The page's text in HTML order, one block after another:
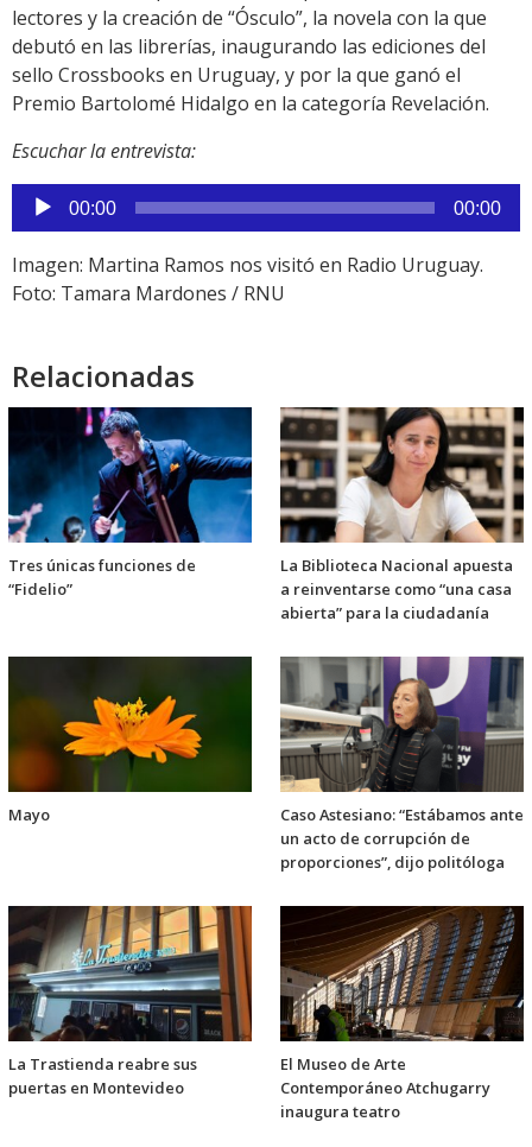
lectores y la creación de “Ósculo”, la novela con la que
debutó en las librerías, inaugurando las ediciones del
sello Crossbooks en Uruguay, y por la que ganó el
Premio Bartolomé Hidalgo en la categoría Revelación.
Escuchar la entrevista:
Reproductor
de
audio
00:00 00:00
Imagen: Martina Ramos nos visitó en Radio Uruguay.
Foto: Tamara Mardones / RNU
Relacionadas
Tres únicas funciones de
“Fidelio”
La Biblioteca Nacional apuesta
a reinventarse como “una casa
abierta” para la ciudadanía
Mayo
Caso Astesiano: “Estábamos ante
un acto de corrupción de
proporciones”, dijo politóloga
La Trastienda reabre sus
puertas en Montevideo
El Museo de Arte
Contemporáneo Atchugarry
inaugura teatro